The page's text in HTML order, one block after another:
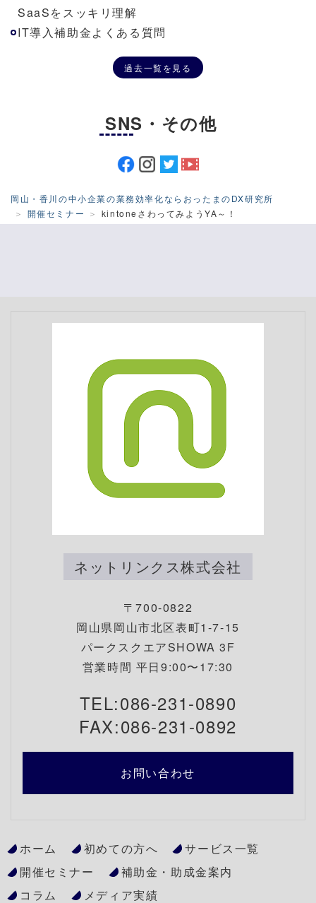
SaaSをスッキリ理解
IT導入補助金よくある質問
過去一覧を見る
SNS・その他
岡山・香川の中小企業の業務効率化ならおったまのDX研究所
開催セミナー
kintoneさわってみようYA～！
ネットリンクス株式会社
〒700-0822
岡山県岡山市北区表町1-7-15
パークスクエアSHOWA 3F
営業時間 平日9:00〜17:30
TEL:086-231-0890
FAX:086-231-0892
お問い合わせ
ホーム 初めての方へ
サービス一覧
開催セミナー
補助金・助成金案内
コラム
メディア実績